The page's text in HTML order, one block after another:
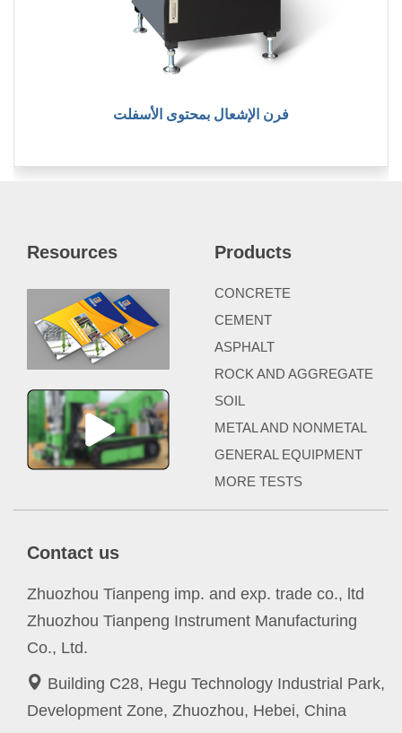
فرن الإشعال بمحتوى الأسفلت
Resources Products
CONCRETE
CEMENT
ASPHALT
ROCK AND AGGREGATE
SOIL
METAL AND NONMETAL
GENERAL EQUIPMENT
MORE TESTS
Contact us
Zhuozhou Tianpeng imp. and exp. trade co., ltd
Zhuozhou Tianpeng Instrument Manufacturing
Co., Ltd.
Building C28, Hegu Technology Industrial Park,
Development Zone, Zhuozhou, Hebei, China